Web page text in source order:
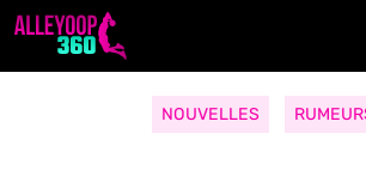
Aller
NOUVELLES